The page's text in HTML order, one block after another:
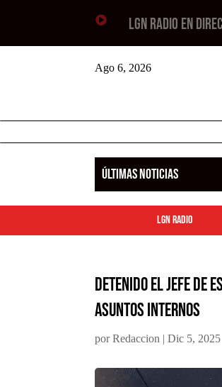
 LGN RADIO EN
Ago 6, 2026
ÚLTIMAS NOTICIAS
LGN Radio
Detenido el jefe de
Asuntos Internos
porRedaccion |Dic 5, 2025